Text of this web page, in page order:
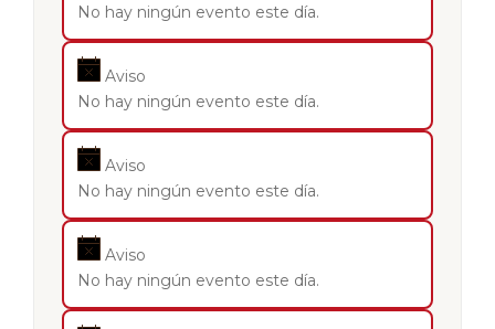
No hay ningún evento este día.
Aviso
No hay ningún evento este día.
Aviso
No hay ningún evento este día.
Aviso
No hay ningún evento este día.